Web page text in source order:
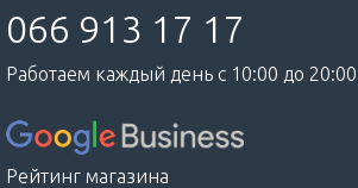
066 913 17 17
Работаем каждый день с 10:00 до 20:00
Рейтинг магазина